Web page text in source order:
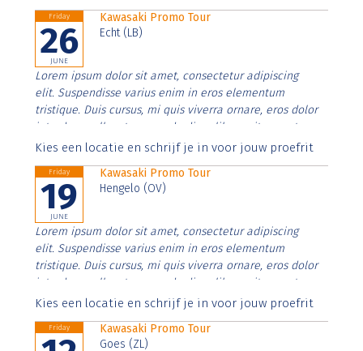
Friday
26
JUNE
Kawasaki Promo Tour
Echt (LB)
Lorem ipsum dolor sit amet, consectetur adipiscing
elit. Suspendisse varius enim in eros elementum
tristique. Duis cursus, mi quis viverra ornare, eros dolor
interdum nulla, ut commodo diam libero vitae erat.
Aenean faucibus nibh et justo cursus id rutrum lorem
Kies een locatie en schrijf je in voor jouw proefrit
Friday
19
JUNE
Kawasaki Promo Tour
Hengelo (OV)
Lorem ipsum dolor sit amet, consectetur adipiscing
elit. Suspendisse varius enim in eros elementum
tristique. Duis cursus, mi quis viverra ornare, eros dolor
interdum nulla, ut commodo diam libero vitae erat.
Aenean faucibus nibh et justo cursus id rutrum lorem
Kies een locatie en schrijf je in voor jouw proefrit
Friday
Kawasaki Promo Tour
Goes (ZL)